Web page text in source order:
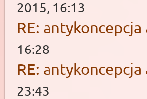
2015, 16:13
RE:
16:28
RE:
23:43